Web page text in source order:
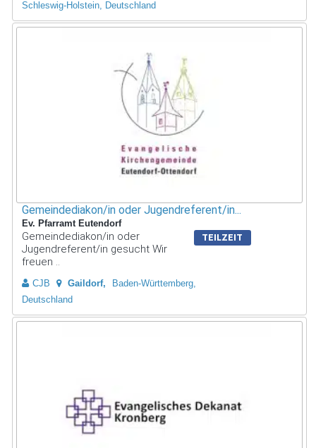
Schleswig-Holstein, Deutschland
Gemeindediakon/in oder Jugendreferent/in...
Ev. Pfarramt Eutendorf
TEILZEIT
Gemeindediakon/in oder
Jugendreferent/in gesucht Wir
freuen ..
CJB Gaildorf
Baden-Württemberg,
Deutschland